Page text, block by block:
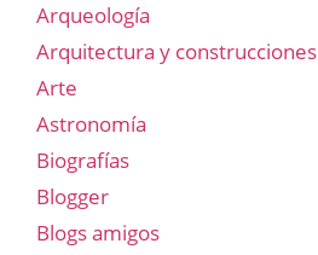
Arqueología
Arquitectura y construcciones
Arte
Astronomía
Biografías
Blogger
Blogs amigos